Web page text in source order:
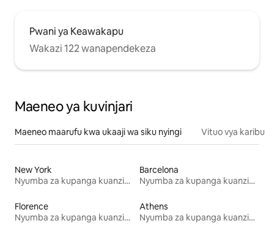
Pwani ya Keawakapu
Wakazi 122 wanapendekeza
Maeneo ya kuvinjari
Maeneo maarufu kwa ukaaji wa siku nyingi Vituo vya karibu
New York
Nyumba za kupanga kuanzia mwezi mmoja
Barcelona
Nyumba za kupanga kuanzia mwezi mmoja
Florence
Nyumba za kupanga kuanzia mwezi mmoja
Athens
Nyumba za kupanga kuanzia mwezi mmoja